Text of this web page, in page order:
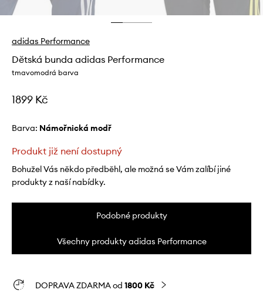
adidas Performance
Dětská bunda adidas Performance
tmavomodrá barva
1899 Kč
Barva: námořnická modř
Produkt již není dostupný
Bohužel Vás někdo předběhl, ale možná se Vám zalíbí jiné
produkty z naší nabídky.
Podobné produkty
Všechny produkty adidas Performance
DOPRAVA ZDARMA od 1800 Kč